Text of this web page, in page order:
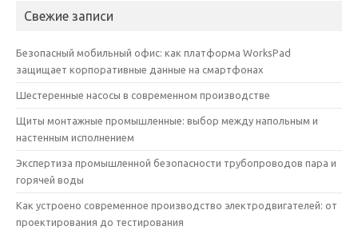
Свежие записи
Безопасный мобильный офис: как платформа WorksPad
защищает корпоративные данные на смартфонах
Шестеренные насосы в современном производстве
Щиты монтажные промышленные: выбор между напольным и
настенным исполнением
Экспертиза промышленной безопасности трубопроводов пара и
горячей воды
Как устроено современное производство электродвигателей: от
проектирования до тестирования